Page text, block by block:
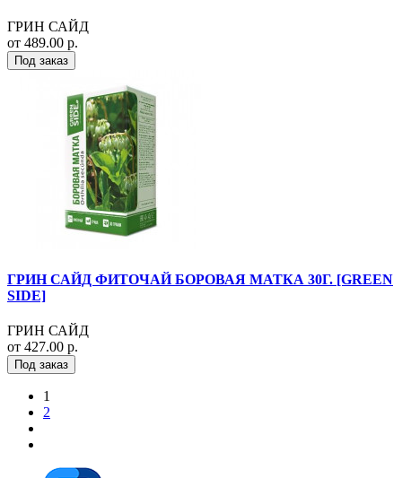
ГРИН САЙД
от 489.00 р.
Под заказ
ГРИН САЙД ФИТОЧАЙ БОРОВАЯ МАТКА 30Г. [GREEN
SIDE]
ГРИН САЙД
от 427.00 р.
Под заказ
1
2